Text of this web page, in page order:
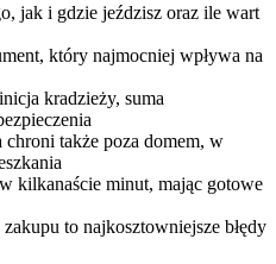
jak i gdzie jeździsz oraz ile wart
który najmocniej wpływa na
kradzieży, suma
także poza domem, w
kilkanaście minut, mając gotowe
to najkosztowniejsze błędy